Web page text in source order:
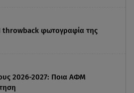
throwback φωτογραφία της
2026-2027: Ποια ΑΦΜ